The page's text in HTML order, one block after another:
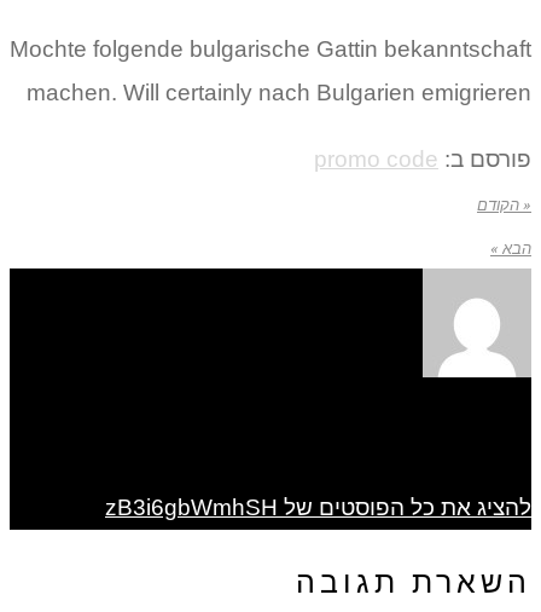
Mochte folgende bulgarische Gattin bekanntschaft
machen. Will certainly nach Bulgarien emigrieren
פורסם ב: promo code
« הקודם
הבא »
להציג את כל הפוסטים של zB3i6gbWmhSH
השארת תגובה